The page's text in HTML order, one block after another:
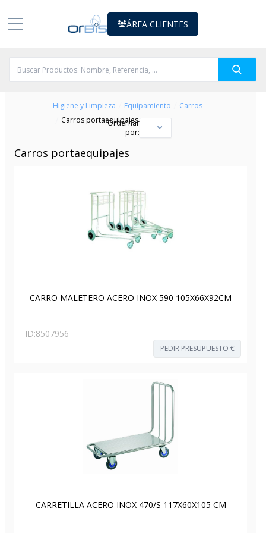
ÁREA CLIENTES
Higiene y Limpieza Equipamiento Carros
Carros portaequipajes
Ordernar
por:
Carros portaequipajes
CARRO MALETERO ACERO INOX 590 105X66X92CM
ID:8507956
PEDIR PRESUPUESTO €
CARRETILLA ACERO INOX 470/S 117X60X105 CM